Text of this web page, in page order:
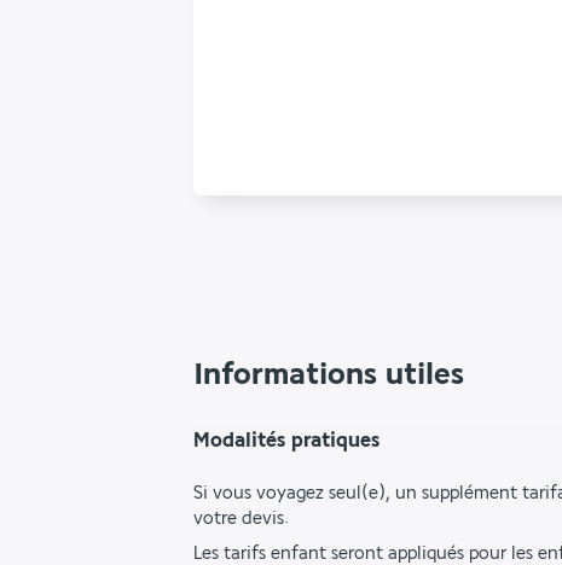
Informations utiles
Modalités pratiques
Si vous voyagez seul(e), un supplément
votre devis.
Les tarifs enfant seront appliqués pour les